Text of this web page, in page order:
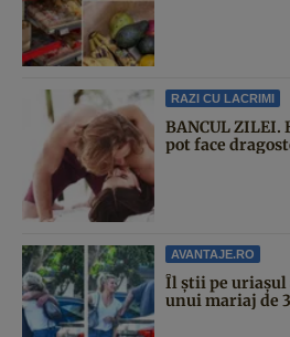
RAZI CU LACRIMI
BANCUL ZILEI.
pot face
AVANTAJE.RO
Îl știi pe uriașul
unui mariaj de